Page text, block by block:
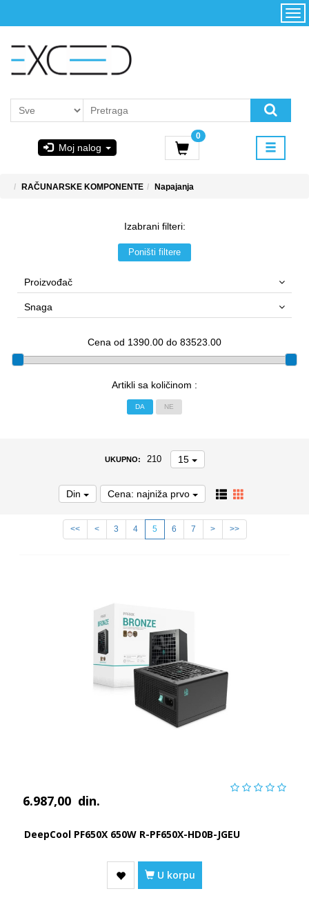
Moj nalog
0
Početna
korišćenja i
RAČUNARSKE KOMPONENTE Napajanja
Izabrani filteri:
Poništi filtere
Proizvođač
Snaga
Cena od 1390.00 do 83523.00
Artikli sa količinom :
DA NE
UKUPNO: 210 15
Din Cena: najniža prvo
<< < 3 4 5 6 7 > >>
6.987,00 din.
DeepCool PF650X 650W R-PF650X-HD0B-JGEU
U korpu